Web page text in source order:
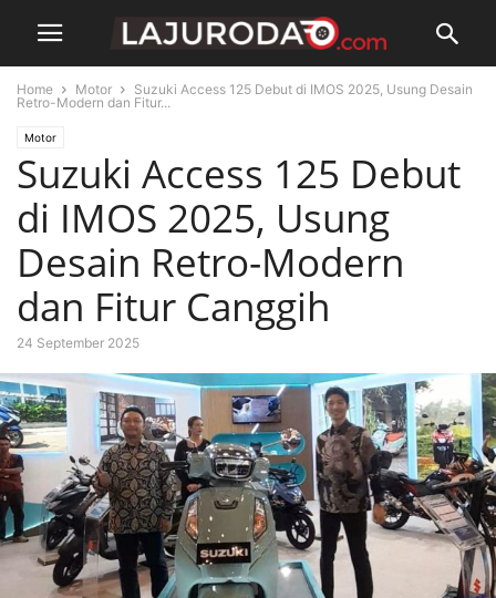
Home Motor
Suzuki Access 125 Debut di IMOS 2025, Usung Desain
Retro-Modern dan Fitur...
Motor
Suzuki Access 125 Debut
di IMOS 2025, Usung
Desain Retro-Modern
dan Fitur Canggih
24 September 2025